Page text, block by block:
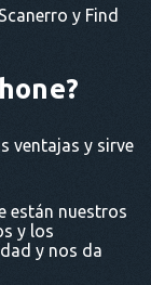
y Find
ventajas y sirve
están nuestros
y los
y nos da